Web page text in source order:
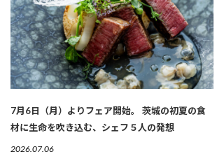
7月6日（月）よりフェア開始。 茨城の初夏の食
材に生命を吹き込む、シェフ５人の発想
2026.07.06